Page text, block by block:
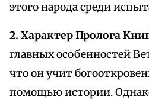
этого народа среди
2. Характер Пролога
главных особенностей
что он учит
помощью истории.